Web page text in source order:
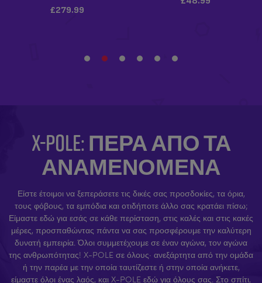
X-POLE: ΠΈΡΑ ΑΠΌ ΤΑ
ΑΝΑΜΕΝΌΜΕΝΑ
Είστε έτοιμοι να ξεπεράσετε τις δικές σας προσδοκίες, τα όρια,
τους φόβους, τα εμπόδια και οτιδήποτε άλλο σας κρατάει πίσω;
Είμαστε εδώ για εσάς σε κάθε περίσταση, στις καλές και στις κακές
μέρες, προσπαθώντας πάντα να σας προσφέρουμε την καλύτερη
δυνατή εμπειρία. Όλοι συμμετέχουμε σε έναν αγώνα, τον αγώνα
της ανθρωπότητας! X-POLE σε όλους· ανεξάρτητα από την ομάδα
ή την παρέα με την οποία ταυτίζεστε ή στην οποία ανήκετε,
είμαστε όλοι ένας λαός, και X-POLE εδώ για όλους σας. Στο σπίτι,